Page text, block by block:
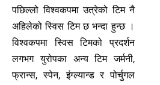
पछिल्लो विश्वकपमा उत्रेको टिम नै
अहिलेको स्विस टिम छ भन्दा हुन्छ ।
विश्वकपमा स्विस टिमको प्रदर्शन
लगभग युरोपका अन्य टिम जर्मनी,
फ्रान्स, स्पेन, इंग्ल्यान्ड र पोर्चुगल